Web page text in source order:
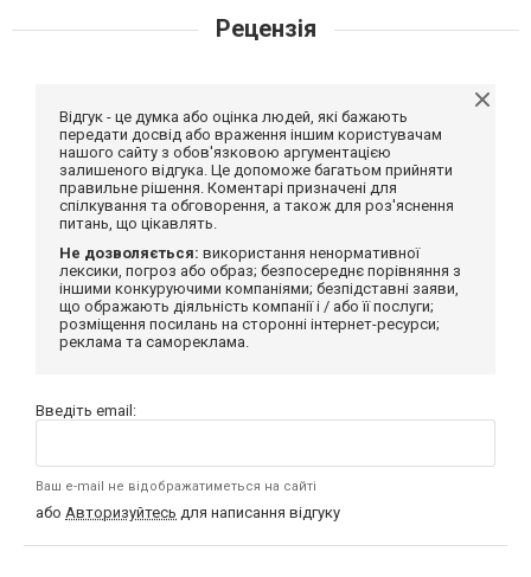
Рецензія
Відгук - це думка або оцінка людей, які бажають
передати досвід або враження іншим користувачам
нашого сайту з обов'язковою аргументацією
залишеного відгука. Це допоможе багатьом прийняти
правильне рішення. Коментарі призначені для
спілкування та обговорення, а також для роз'яснення
питань, що цікавлять.
Не дозволяється: використання ненормативної
лексики, погроз або образ; безпосереднє порівняння з
іншими конкуруючими компаніями; безпідставні заяви,
що ображають діяльність компанії і / або її послуги;
розміщення посилань на сторонні інтернет-ресурси;
реклама та самореклама.
Введіть email:
Ваш e-mail не відображатиметься на сайті
або Авторизуйтесь для написання відгуку